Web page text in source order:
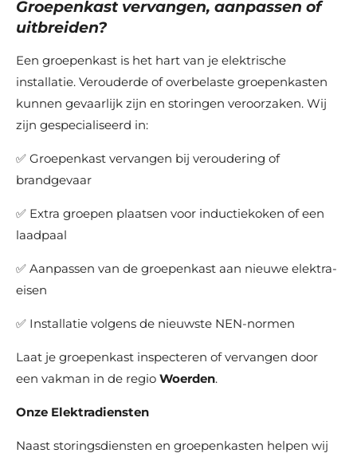
Groepenkast vervangen, aanpassen of
uitbreiden?
Een groepenkast is het hart van je elektrische
installatie. Verouderde of overbelaste groepenkasten
kunnen gevaarlijk zijn en storingen veroorzaken. Wij
zijn gespecialiseerd in:
✅ Groepenkast vervangen bij veroudering of
brandgevaar
✅ Extra groepen plaatsen voor inductiekoken of een
laadpaal
✅ Aanpassen van de groepenkast aan nieuwe elektra-
eisen
✅ Installatie volgens de nieuwste NEN-normen
Laat je groepenkast inspecteren of vervangen door
een vakman in de regio Woerden.
Onze Elektradiensten
Naast storingsdiensten en groepenkasten helpen wij